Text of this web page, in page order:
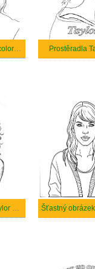
taylor-swift-is-happy-coloring Prostěradla
Obrysový obrázek Taylor Swift Šťastný